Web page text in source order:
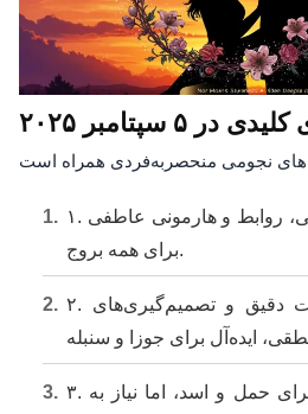
۵ سپتامبر ۲۰۲۵
۱. روابط و هارمونی عاطفی
برای همه بروج.
۲. دقیق و تصمیم‌گیری‌های
۳. حمل و اسد، اما نیاز به